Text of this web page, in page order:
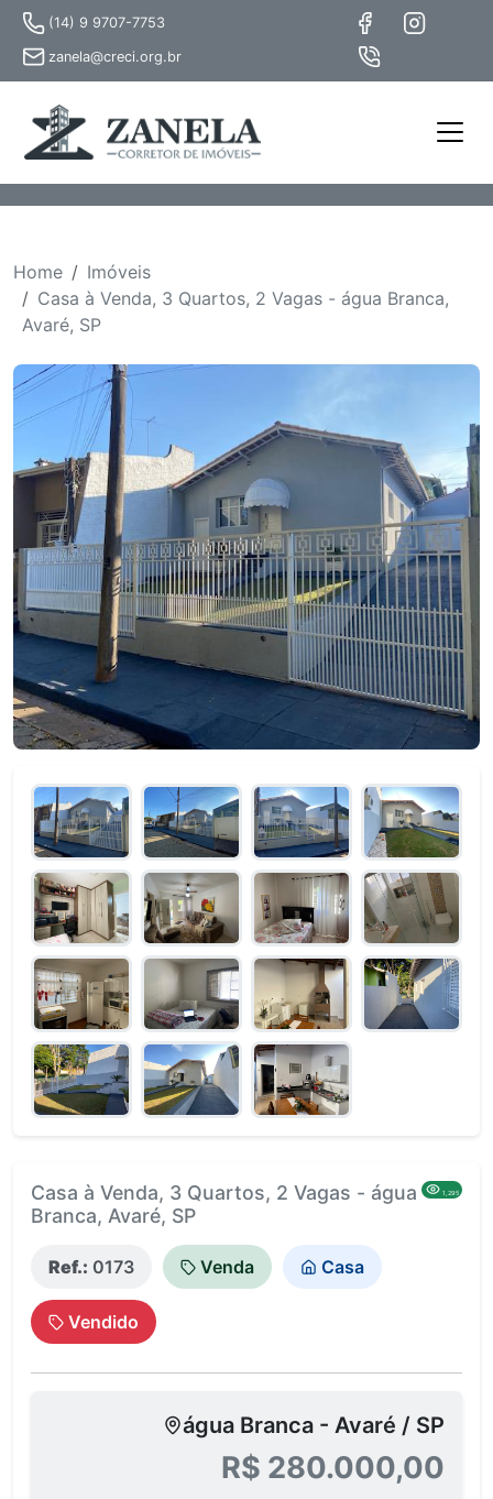
(14) 9 9707-7753
zanela@creci.org.br
Home
Imóveis
Casa à Venda, 3 Quartos, 2 Vagas - água Branca,
Avaré, SP
Casa à Venda, 3 Quartos, 2 Vagas - água
Branca, Avaré, SP
1,295
Ref.: 0173 Venda Casa
Vendido
água Branca - Avaré / SP
R$ 280.000,00